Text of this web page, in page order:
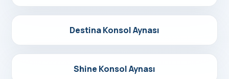
Detayları Gör
Destina Konsol Aynası
Detayları Gör
Shine Konsol Aynası